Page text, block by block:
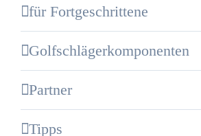
für Fortgeschrittene
Golfschlägerkomponenten
Partner
Tipps